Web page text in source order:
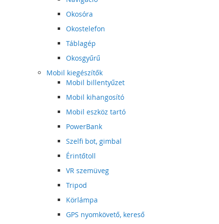
Okosóra
Okostelefon
Táblagép
Okosgyűrű
Mobil kiegészítők
Mobil billentyűzet
Mobil kihangosító
Mobil eszköz tartó
PowerBank
Szelfi bot, gimbal
Érintőtoll
VR szemüveg
Tripod
Körlámpa
GPS nyomkövető, kereső